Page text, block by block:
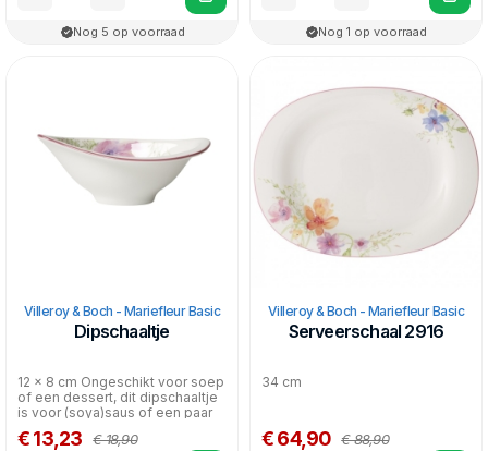
Nog 5 op voorraad Nog 1 op voorraad
Villeroy & Boch - Mariefleur Basic
Dipschaaltje
12 x 8 cm Ongeschikt voor soep
of een dessert, dit dipschaaltje
is voor (soya)saus of een paar
olijfje...
€ 13,23 € 18,90
Villeroy & Boch - Mariefleur Basic
Serveerschaal 2916
34 cm
€ 64,90 € 88,90